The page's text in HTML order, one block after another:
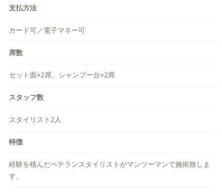
支払方法
カード可／電子マネー可
席数
セット面×2席、シャンプー台×2席
スタッフ数
スタイリスト2人
特徴
経験を積んだベテランスタイリストがマンツーマンで施術致しま
す。